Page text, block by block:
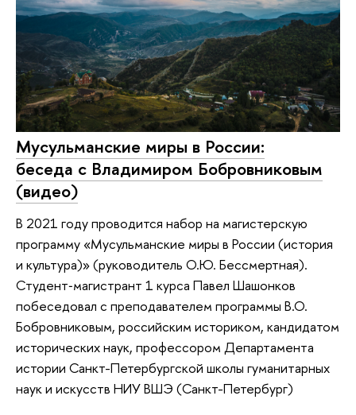
Мусульманские миры в России:
беседа с Владимиром Бобровниковым
(видео)
В 2021 году проводится набор на магистерскую
программу «Мусульманские миры в России (история
и культура)» (руководитель О.Ю. Бессмертная).
Студент‑магистрант 1 курса Павел Шашонков
побеседовал с преподавателем программы В.О.
Бобровниковым, российским историком, кандидатом
исторических наук, профессором Департамента
истории Санкт-Петербургской школы гуманитарных
наук и искусств НИУ ВШЭ (Санкт-Петербург)